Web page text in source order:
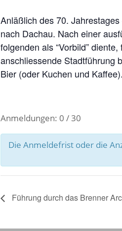
Anläßlich des 70.
nach Dachau. Nach einer
folgenden als “Vorbild”
anschliessende Stadtführung
Bier (oder Kuchen und Kaffee).
Anmeldungen: 0 / 30
Die Anmeldefrist oder die
Führung durch das Brenner